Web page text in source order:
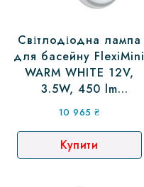
Світлодіодна лампа
для басейну FlexiMini
WARM WHITE 12V,
3.5W, 450 lm
(74400WW)
10 965₴
Купити